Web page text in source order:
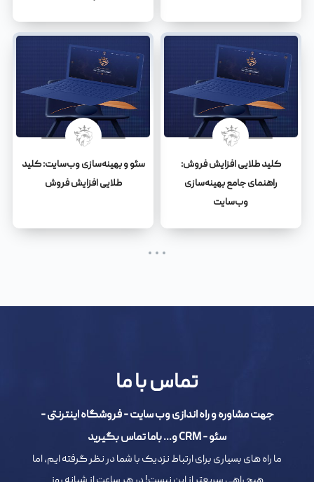
کلید طلایی افزایش فروش:
راهنمای جامع بهینه‌سازی
وب‌سایت
سئو و بهینه‌سازی وب‌سایت: کلید
طلایی افزایش فروش
تماس با ما
جهت مشاوره و راه اندازی وب سایت - فروشگاه اینترنتی -
سئو - CRM و... باما تماس بگیرید
ما راه های بسیاری برای ارتباط نزدیک با شما در نظر گرفته ایم، اما